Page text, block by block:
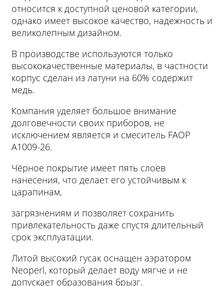
относится к доступной ценовой категории,
однако имеет высокое качество, надежность и
великолепным дизайном.
В производстве используются только
высококачественные материалы, в частности
корпус сделан из латуни на 60% содержит
медь.
Компания уделяет большое внимание
долговечности своих приборов, не
исключением является и смеситель FAОP
A1009-26.
Чёрное покрытие имеет пять слоев
нанесения, что делает его устойчивым к
царапинам,
загрязнениям и позволяет сохранить
привлекательность даже спустя длительный
срок эксплуатации.
Литой высокий гусак оснащен аэратором
Neoperl, который делает воду мягче и не
допускает образования брызг.